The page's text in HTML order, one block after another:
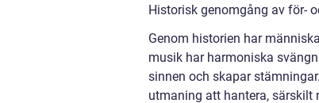
Historisk genomgång av för-
Genom historien har
musik har harmoniska
sinnen och skapar
utmaning att hantera, särskilt